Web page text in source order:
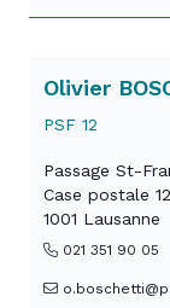
Olivier
PSF 12
Passage St-
Case postale
1001 Lausanne
021 351 90 05